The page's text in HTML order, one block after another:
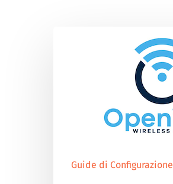
Guide di Configurazione